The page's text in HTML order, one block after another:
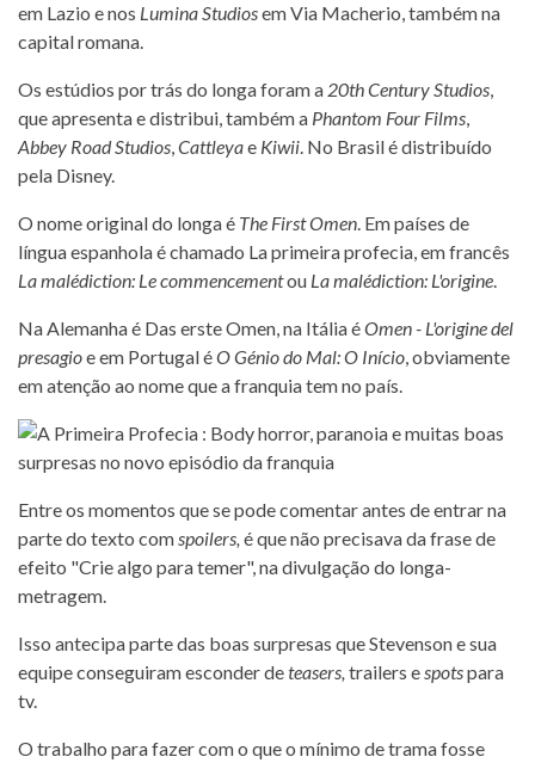
em Lazio e nos Lumina Studiosem Via Macherio, também na
capital romana.
Os estúdios por trás do longa foram a 20th Century Studios,
que apresenta e distribui, também a Phantom Four Films,
Abbey Road Studios,Cattleyae Kiwii. No Brasil é distribuído
pela Disney.
O nome original do longa é The First Omen. Em países de
língua espanhola é chamado La primeira profecia, em francês
La malédiction: Le commencementou La malédiction: L'origine.
Na Alemanha é Das erste Omen, na Itália éOmen - L'origine del
presagioe em Portugal éO Génio do Mal: O Início, obviamente
em atenção ao nome que a franquia tem no país.
Entre os momentos que se pode comentar antes de entrar na
parte do texto comspoilers, é que não precisava da frase de
efeito "Crie algo para temer", na divulgação do longa-
metragem.
Isso antecipa parte das boas surpresas que Stevenson e sua
equipe conseguiram esconder deteasers, trailers espotspara
tv.
O trabalho para fazer com o que o mínimo de trama fosse